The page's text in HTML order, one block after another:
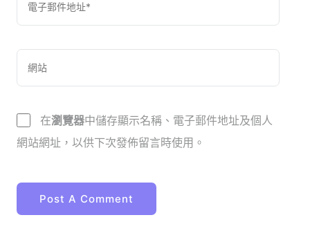
在瀏覽器中儲存顯示名稱、電子郵件地址及個人
網站網址，以供下次發佈留言時使用。